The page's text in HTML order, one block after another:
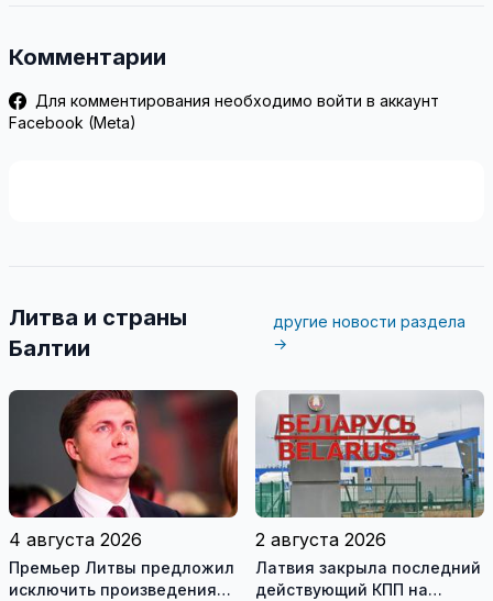
Комментарии
Для комментирования необходимо войти в аккаунт
Facebook (Meta)
Литва и страны
Балтии
другие новости раздела
→
4 августа 2026
Премьер Литвы предложил
исключить произведения
2 августа 2026
Латвия закрыла последний
действующий КПП на